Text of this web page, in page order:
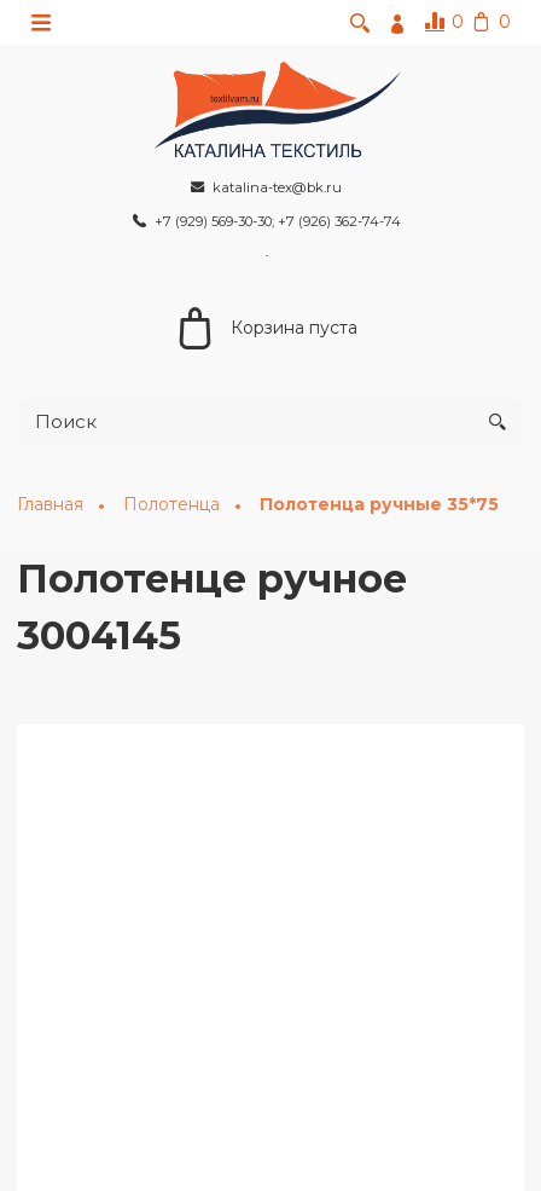
0 0
katalina-tex@bk.ru
+7 (929) 569-30-30; +7 (926) 362-74-74
Корзина пуста
Главная Полотенца Полотенца ручные 35*75
Полотенце ручное
3004145